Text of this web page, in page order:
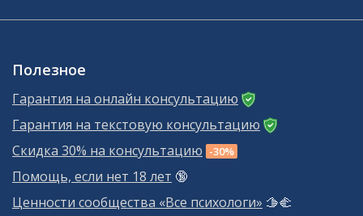
Полезное
Гарантия на онлайн консультацию
Гарантия на текстовую консультацию
Скидка 30% на консультацию -30%
Помощь, если нет 18 лет 🔞
Ценности сообщества «Все психологи» 🫱‍🫲